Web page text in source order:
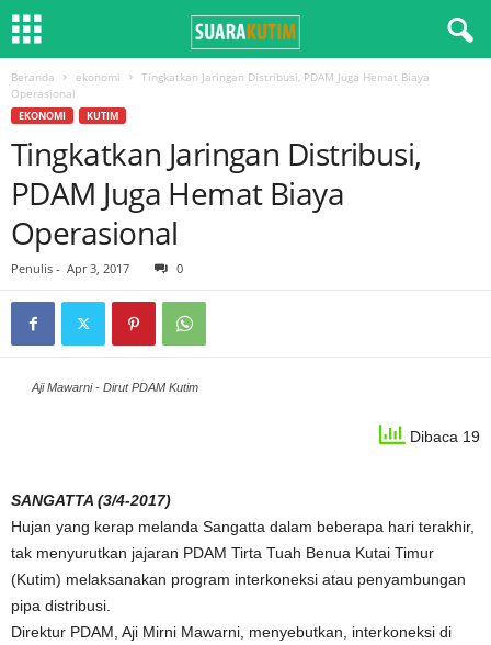
Beranda ekonomi
Tingkatkan Jaringan Distribusi, PDAM Juga Hemat Biaya
Operasional
EKONOMI KUTIM
Tingkatkan Jaringan Distribusi,
PDAM Juga Hemat Biaya
Operasional
Penulis - Apr 3, 2017 0
Aji Mawarni - Dirut PDAM Kutim
Dibaca 19
SANGATTA (3/4-2017)
Hujan yang kerap melanda Sangatta dalam beberapa hari terakhir,
tak menyurutkan jajaran PDAM Tirta Tuah Benua Kutai Timur
(Kutim) melaksanakan program interkoneksi atau penyambungan
pipa distribusi.
Direktur PDAM, Aji Mirni Mawarni, menyebutkan, interkoneksi di